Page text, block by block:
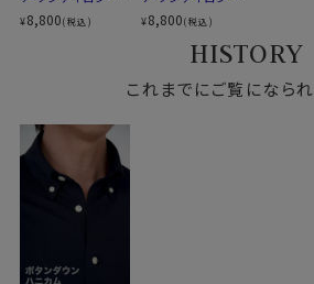
ウエストを絞ったバックダーツ入りのスリ
リッシュな着こなしができます。
ozieのラインナップでもっともスリムなシ
着丈に関しては通常のozieのシャツよ
裾をパンツイン＆アウトの両々で着用で
した。
コンバーチブルカフス
前3.0cm 後4.5cm
LL-43・3L-45・4L-47cm
全６サイズ
スタイル
生産国
中国
ライ・ニット・イタリ
アンカラー・ボタン
¥8,800(税込)
ライ・ニット・ボタン
ダウン
¥8,800(税込)
HISTORY
これまでにご覧になら